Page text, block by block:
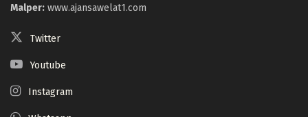
Malper: www.ajansawelat1.com
Twitter
Youtube
Instagram